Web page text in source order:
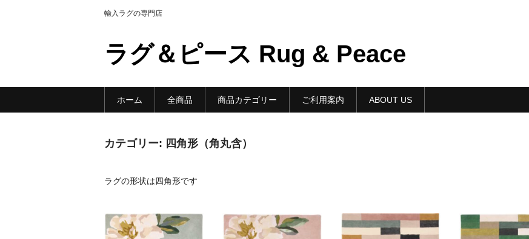
輸入ラグの専門店
ラグ＆ピース Rug & Peace
ホーム 全商品 商品カテゴリー ご利用案内 ABOUT US
カテゴリー: 四角形（角丸含）
ラグの形状は四角形です